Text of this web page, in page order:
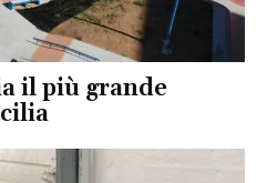
il più grande